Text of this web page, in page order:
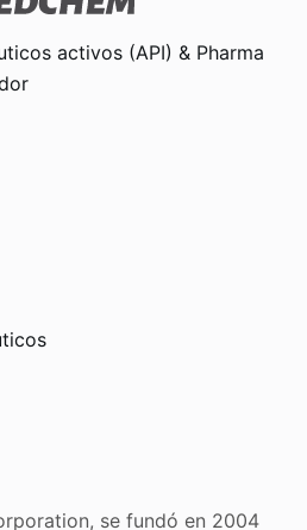
activos (API) & Pharma
se fundó en 2004